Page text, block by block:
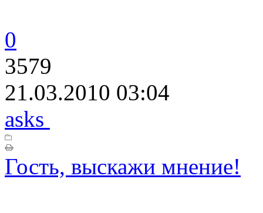
0
3579
21.03.2010 03:04
asks
Гость, выскажи мнение!